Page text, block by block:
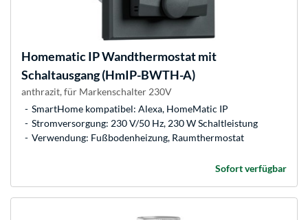
Homematic IPWandthermostat mit
Schaltausgang (HmIP-BWTH-A)
anthrazit, für Markenschalter 230V
SmartHome kompatibel: Alexa, HomeMatic IP
Stromversorgung: 230 V/50 Hz, 230 W Schaltleistung
Verwendung: Fußbodenheizung, Raumthermostat
Sofort verfügbar